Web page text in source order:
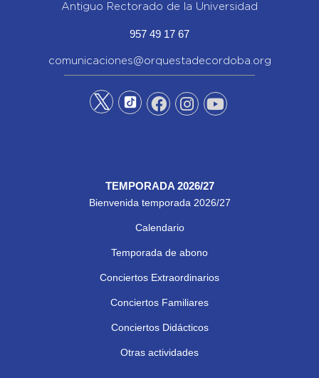
Antiguo Rectorado de la Universidad
957 49 17 67
comunicaciones@orquestadecordoba.org
TEMPORADA 2026/27
Bienvenida temporada 2026/27
Calendario
Temporada de abono
Conciertos Extraordinarios
Conciertos Familiares
Conciertos Didácticos
Otras actividades